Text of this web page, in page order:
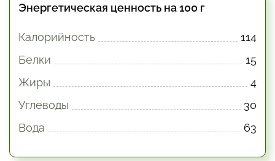
Энергетическая ценность на 100 г
Калорийность
114
Белки
15
Жиры
4
Углеводы
30
Вода
63